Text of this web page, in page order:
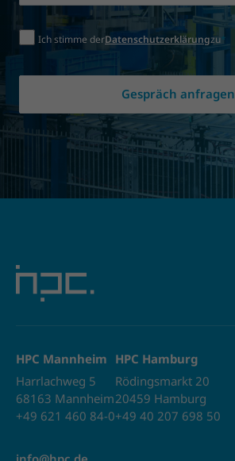
Ich stimme derDatenschutzerklärungzu*
Gespräch anfragen
HPC Mannheim
Harrlachweg 5
68163 Mannheim
+49 621 460 84-0
HPC Hamburg
Rödingsmarkt 20
20459 Hamburg
+49 40 207 698 50